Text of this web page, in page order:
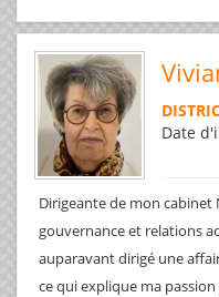
Date
Dirigeante de mon cabinet
gouvernance et relations
auparavant dirigé une
ce qui explique ma